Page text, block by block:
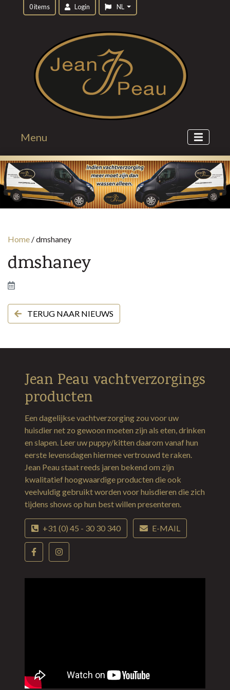
0 items Login NL
Menu
Home /dmshaney
dmshaney
TERUG NAAR NIEUWS
Jean Peau vachtverzorgings
producten
Een dagelijkse vachtverzorging zou voor uw
huisdier net zo gewoon moeten zijn als eten, drinken
en slapen. Leer uw puppy/kitten daarom vanaf hun
eerste levensdagen hiermee vertrouwd te raken.
Jean Peau staat reeds jaren bekend om zijn
kwalitatief hoogwaardige producten die ook
veelvuldig gebruikt worden voor huisdieren die zich
tijdens shows op hun best willen presenteren.
+31 (0) 45 - 30 30 340 E-MAIL